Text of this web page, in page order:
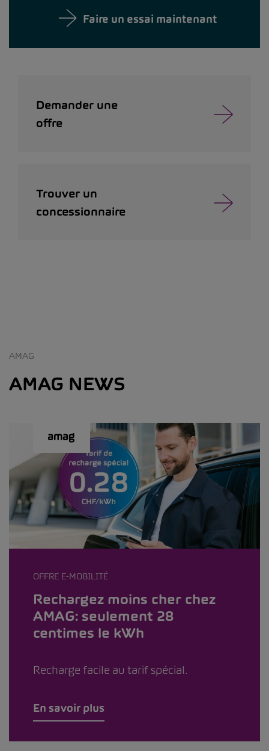
Faire un essai maintenant
Demander une
offre
Trouver un
concessionnaire
AMAG
AMAG NEWS
OFFRE E-MOBILITÉ
Rechargez moins cher chez
AMAG: seulement 28
centimes le kWh
Recharge facile au tarif spécial.
En savoir plus